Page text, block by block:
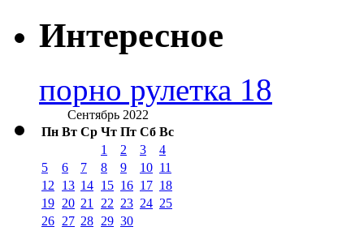
Интересное
порно рулетка 18
Сентябрь 2022
Пн Вт Ср Чт Пт Сб Вс
1 2 3
4
5
6 7 8 9 10 11
12
13 14 15 16 17 18
19 20 21 22 23 24 25
26 27 28 29 30